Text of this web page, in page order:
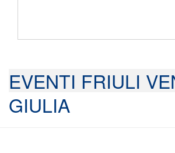
EVENTI FRIULI
GIULIA